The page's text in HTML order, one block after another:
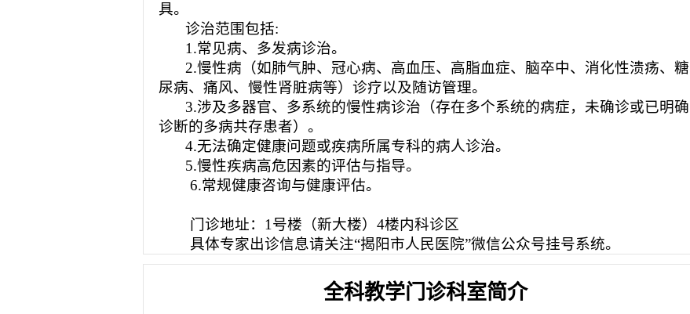
具。
诊治范围包括:
1.常见病、多发病诊治。
2.慢性病（如肺气肿、冠心病、高血压、高脂血症、脑卒中、消化性溃疡、糖
尿病、痛风、慢性肾脏病等）诊疗以及随访管理。
3.涉及多器官、多系统的慢性病诊治（存在多个系统的病症，未确诊或已明确
诊断的多病共存患者）。
4.无法确定健康问题或疾病所属专科的病人诊治。
5.慢性疾病高危因素的评估与指导。
6.常规健康咨询与健康评估。
门诊地址： 1号楼（新大楼）4楼内科诊区
具体专家出诊信息请关注“揭阳市人民医院”微信公众号挂号系统。
全科教学门诊科室简介